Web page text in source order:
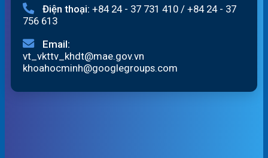
Điện thoại: +84 24 - 37 731 410 / +84 24 - 37
756 613
Email:
vt_vkttv_khdt@mae.gov.vn
khoahocminh@googlegroups.com